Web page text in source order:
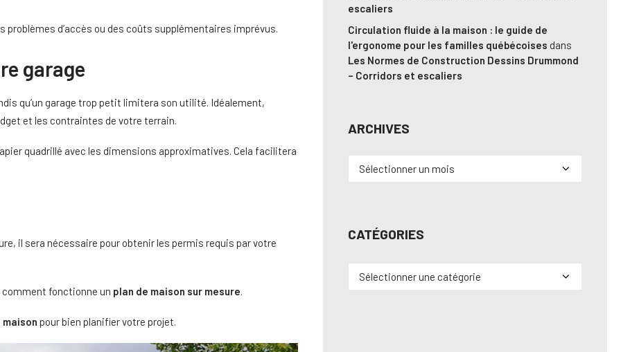
problèmes d’accès ou des coûts supplémentaires imprévus.
garage
qu’un garage trop petit limitera son utilité. Idéalement,
et les contraintes de votre terrain.
quadrillé avec les dimensions approximatives. Cela facilitera
il sera nécessaire pour obtenir les permis requis par votre
comment fonctionne un plan de maison sur mesure.
pour bien planifier votre projet.
escaliers
Circulation fluide à la maison : le guide de
l'ergonome pour les familles québécoises dans
Les Normes de Construction Dessins Drummond
– Corridors et escaliers
ARCHIVES
Archives
CATÉGORIES
Catégories